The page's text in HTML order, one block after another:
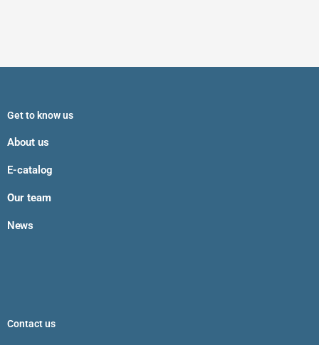
Get to know us
About us
E-catalog
Our team
News
Contact us